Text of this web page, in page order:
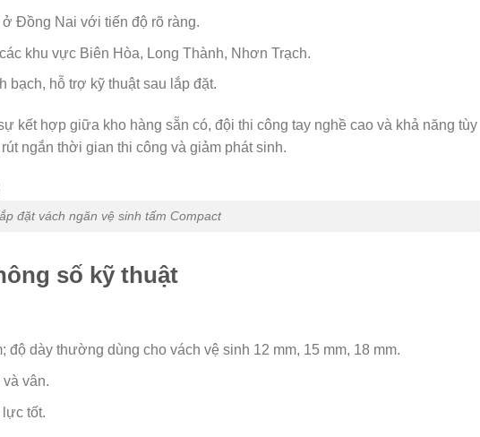
ở Đồng Nai với tiến độ rõ ràng.
khu vực Biên Hòa, Long Thành, Nhơn Trạch.
bạch, hỗ trợ kỹ thuật sau lắp đặt.
kết hợp giữa kho hàng sẵn có, đội thi công tay nghề cao và khả năng tùy
ngắn thời gian thi công và giảm phát sinh.
đặt vách ngăn vệ sinh tấm Compact
số kỹ thuật
độ dày thường dùng cho vách vệ sinh 12 mm, 15 mm, 18 mm.
vân.
lực tốt.